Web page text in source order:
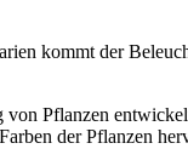
kommt der
Pflanzen
der Pflanzen